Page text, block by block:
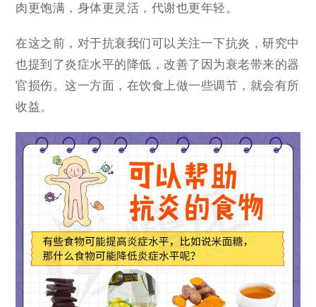
肉更饱满，身体更灵活，代谢也更年轻。
在这之前，对于抗衰我们可以关注一下抗炎，研究中
也提到了炎症水平的降低，改善了因为衰老带来的器
官损伤。这一方面，在饮食上做一些调节，就会有所
收益。